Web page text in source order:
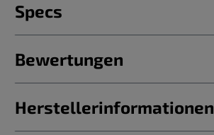
Specs
Bewertungen
Herstellerinformationen